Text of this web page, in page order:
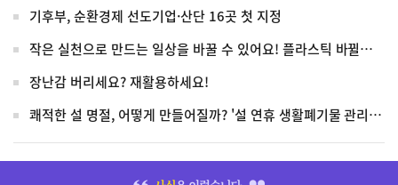
기후부, 순환경제 선도기업·산단 16곳 첫 지정
작은 실천으로 만드는 일상을 바꿀 수 있어요! 플라스틱 바뀔수록 좋은 일상
장난감 버리세요? 재활용하세요!
쾌적한 설 명절, 어떻게 만들어질까? '설 연휴 생활폐기물 관리대책' 5가지